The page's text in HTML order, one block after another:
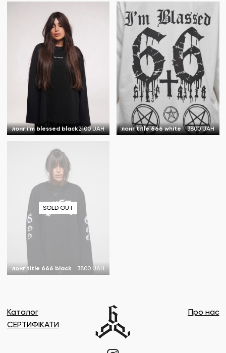
лонг i’m blessed black2100 UAH лонг title 666 white 3800 UAH
SOLD OUT
лонг title 666 black 3800 UAH
Каталог
СЕРТИФІКАТИ
Про нас